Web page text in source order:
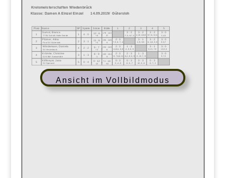
Ansicht im Vollbildmodus